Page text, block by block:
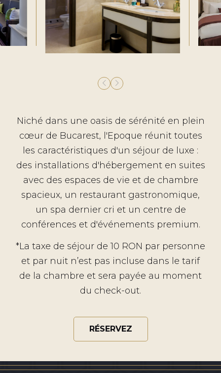
Niché dans une oasis de sérénité en plein
cœur de Bucarest, l'Epoque réunit toutes
les caractéristiques d'un séjour de luxe :
des installations d'hébergement en suites
avec des espaces de vie et de chambre
spacieux, un restaurant gastronomique,
un spa dernier cri et un centre de
conférences et d'événements premium.
*La taxe de séjour de 10 RON par personne
et par nuit n’est pas incluse dans le tarif
de la chambre et sera payée au moment
du check-out.
RÉSERVEZ